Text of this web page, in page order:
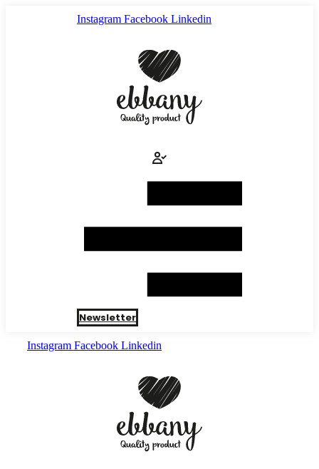
Instagram Facebook Linkedin
Newsletter
Instagram Facebook Linkedin